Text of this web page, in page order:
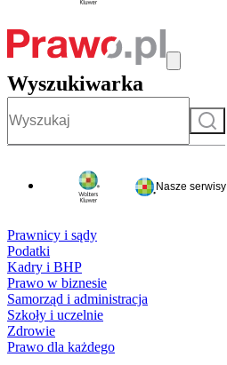
Wyszukiwarka
Szukaj
Nasze serwisy
Prawnicy i sądy
Podatki
Kadry i BHP
Prawo w biznesie
Samorząd i administracja
Szkoły i uczelnie
Zdrowie
Prawo dla każdego